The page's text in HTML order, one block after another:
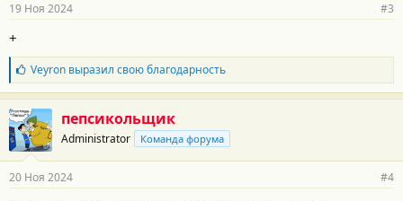
н
т
и
:
19 Ноя 2024 #3
+
Б
л
а
г
о
д
а
н
Veyronвыразил свою благодарность
пепсикольщик
Administrator Команда форума
20 Ноя 2024 #4